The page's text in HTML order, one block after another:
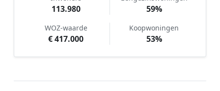
113.980 59%
WOZ-waarde
€ 417.000
Koopwoningen
53%